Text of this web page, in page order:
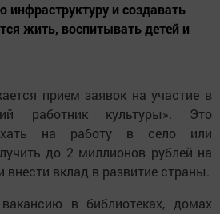
инфраструктуру и создавать
жить, воспитывать детей и
прием заявок на участие в
работник культуры». Это
на работу в село или
до 2 миллионов рублей на
внести вклад в развитие страны.
в библиотеках, домах